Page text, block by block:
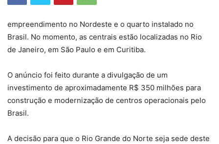
empreendimento no Nordeste e o quarto instalado no
Brasil. No momento, as centrais estão localizadas no Rio
de Janeiro, em São Paulo e em Curitiba.
O anúncio foi feito durante a divulgação de um
investimento de aproximadamente R$ 350 milhões para
construção e modernização de centros operacionais pelo
Brasil.
A decisão para que o Rio Grande do Norte seja sede deste